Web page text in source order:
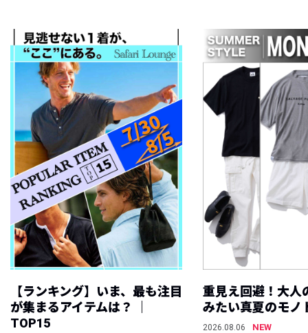
【ランキング】いま、最も注目
が集まるアイテムは？ ｜
TOP15
重見え回避！大人
みたい真夏のモノ
2026.08.06
NEW